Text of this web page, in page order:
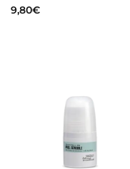
9,80€